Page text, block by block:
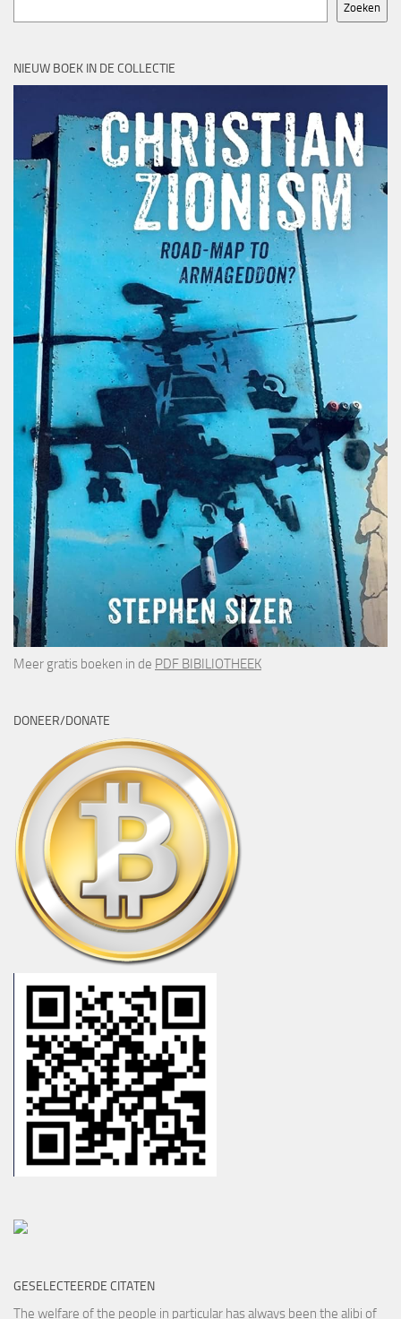
Zoeken
NIEUW BOEK IN DE COLLECTIE
Meer gratis boeken in de PDF BIBILIOTHEEK
DONEER/DONATE
GESELECTEERDE CITATEN
The welfare of the people in particular has always been the alibi of